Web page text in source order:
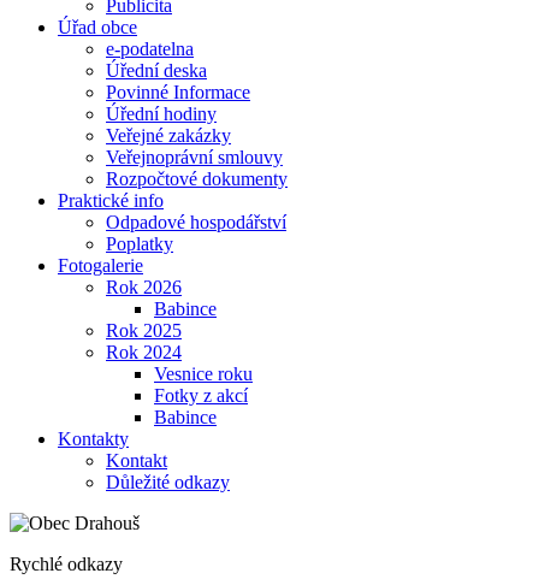
Publicita
Úřad obce
e-podatelna
Úřední deska
Povinné Informace
Úřední hodiny
Veřejné zakázky
Veřejnoprávní smlouvy
Rozpočtové dokumenty
Praktické info
Odpadové hospodářství
Poplatky
Fotogalerie
Rok 2026
Babince
Rok 2025
Rok 2024
Vesnice roku
Fotky z akcí
Babince
Kontakty
Kontakt
Důležité odkazy
Rychlé odkazy